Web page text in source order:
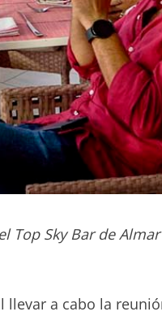
Sky Bar de
a cabo la